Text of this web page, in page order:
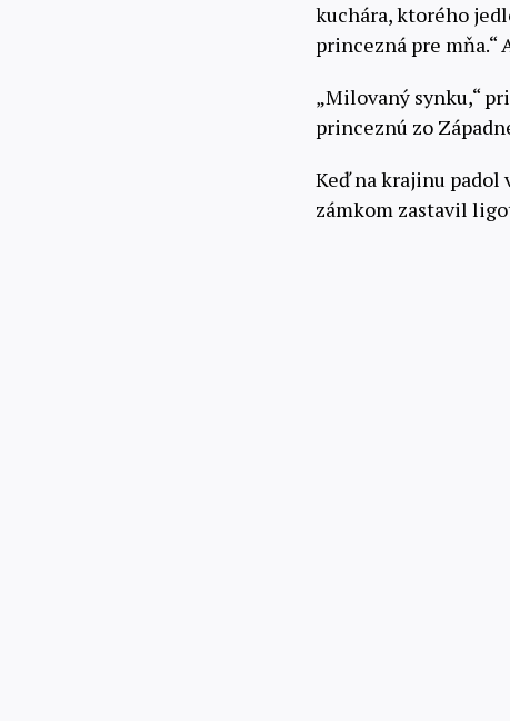
kuchára, ktorého
princezná pre mňa.“
„Milovaný synku,“
princeznú zo
Keď na krajinu padol
zámkom zastavil